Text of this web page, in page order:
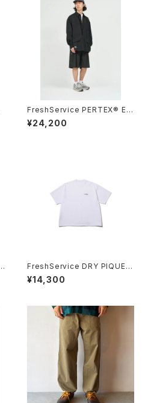
FreshService PERTEX® EQ
UILIBRIUM EASY SHORTS
¥24,200
FreshService DRY PIQUE J
ERSEY CREW NECK "DISPA
TCH"
¥14,300